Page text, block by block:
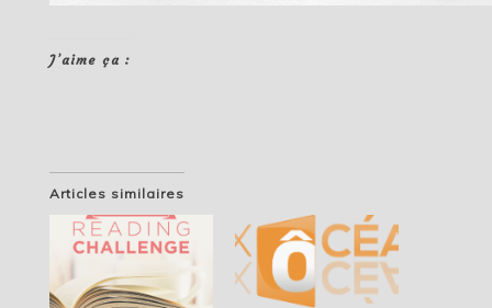
J’aime ça :
Articles similaires